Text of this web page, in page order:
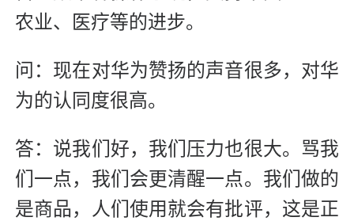
农业、医疗等的进步。
问：现在对华为赞扬的声音很多，对华
为的认同度很高。
答：说我们好，我们压力也很大。骂我
们一点，我们会更清醒一点。我们做的
是商品，人们使用就会有批评，这是正